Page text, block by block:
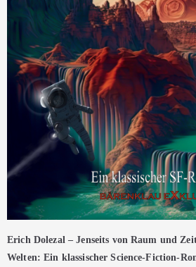
Erich Dolezal – Jenseits von Raum und
Welten: Ein klassischer Science-Fiction-